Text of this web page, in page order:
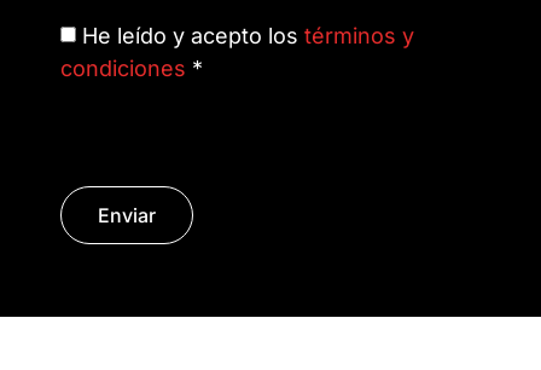
He leído y acepto los términos y
condiciones *
Enviar